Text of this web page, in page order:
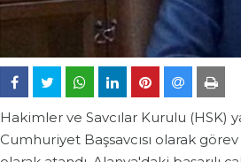
Hakimler ve Savcılar Kurulu (HSK)
Cumhuriyet Başsavcısı olarak